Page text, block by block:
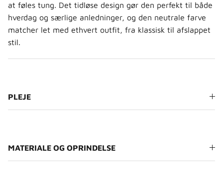
at føles tung. Det tidløse design gør den perfekt til både
hverdag og særlige anledninger, og den neutrale farve
matcher let med ethvert outfit, fra klassisk til afslappet
stil.
PLEJE
MATERIALE OG OPRINDELSE